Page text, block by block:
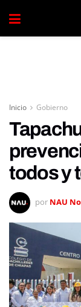
Inicio Gobierno
todos y
por NAU